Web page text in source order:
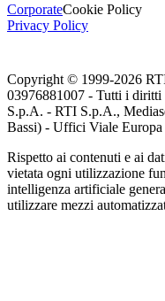
CorporateCookie Policy
Privacy Policy
Copyright © 1999-2026
03976881007 - Tutti i diritti
S.p.A. - RTI S.p.A.,
Bassi) - Uffici Viale
Rispetto ai contenuti e ai
vietata ogni utilizzazione
intelligenza artificiale
utilizzare mezzi